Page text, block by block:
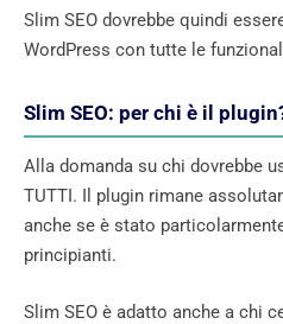
Slim SEO dovrebbe quindi
WordPress con tutte le
Slim SEO: per chi è il
Alla domanda su chi dovrebbe
TUTTI. Il plugin rimane
anche se è stato
principianti.
Slim SEO è adatto anche a chi